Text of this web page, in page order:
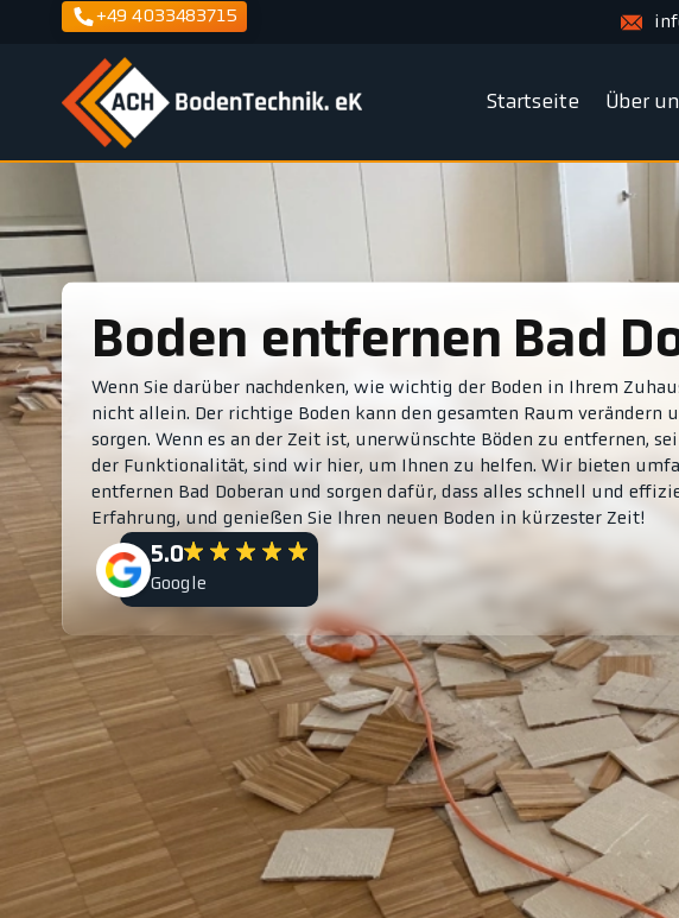
+49 4033483715
Startseite Über
Boden entfernen Bad
Wenn Sie darüber nachdenken, wie wichtig der Boden in Ihrem
nicht allein. Der richtige Boden kann den gesamten Raum verändern
sorgen. Wenn es an der Zeit ist, unerwünschte Böden zu entfernen,
der Funktionalität, sind wir hier, um Ihnen zu helfen. Wir bieten
entfernen Bad Doberan und sorgen dafür, dass alles schnell und
Erfahrung, und genießen Sie Ihren neuen Boden in kürzester Zeit!
5.0
Google